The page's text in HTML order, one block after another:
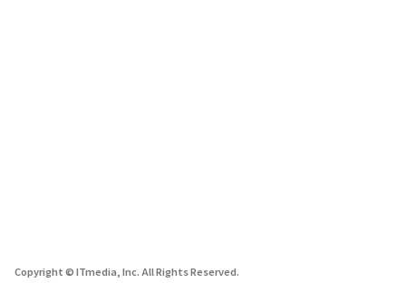
Copyright © ITmedia, Inc. All Rights Reserved.